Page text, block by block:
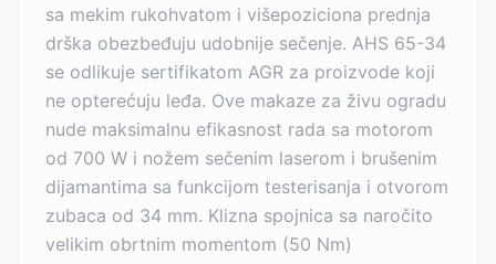
sa mekim rukohvatom i višepoziciona prednja
drška obezbeđuju udobnije sečenje. AHS 65-34
se odlikuje sertifikatom AGR za proizvode koji
ne opterećuju leđa. Ove makaze za živu ogradu
nude maksimalnu efikasnost rada sa motorom
od 700 W i nožem sečenim laserom i brušenim
dijamantima sa funkcijom testerisanja i otvorom
zubaca od 34 mm. Klizna spojnica sa naročito
velikim obrtnim momentom (50 Nm)